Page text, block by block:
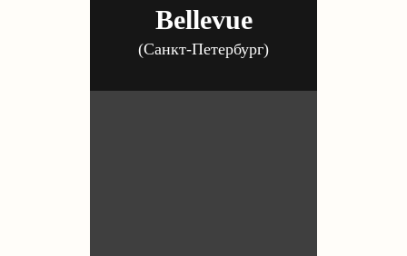
Bellevue
(Санкт-Петербург)